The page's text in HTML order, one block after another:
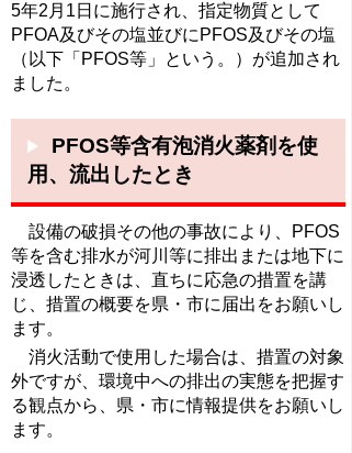
5年2月1日に施行され、指定物質として
PFOA及びその塩並びにPFOS及びその塩
（以下「PFOS等」という。）が追加され
ました。
PFOS等含有泡消火薬剤を使
用、流出したとき
設備の破損その他の事故により、PFOS
等を含む排水が河川等に排出または地下に
浸透したときは、直ちに応急の措置を講
じ、措置の概要を県・市に届出をお願いし
ます。
消火活動で使用した場合は、措置の対象
外ですが、環境中への排出の実態を把握す
る観点から、県・市に情報提供をお願いし
ます。